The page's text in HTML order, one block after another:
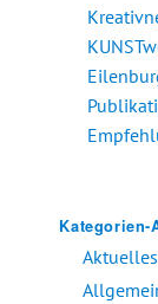
Kategorien-
Aktuelles